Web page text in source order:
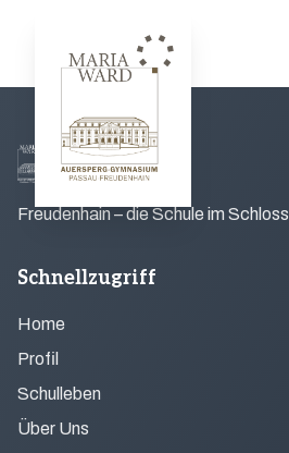
Freudenhain – die Schule im Schloss
Schnellzugriff
Home
Profil
Schulleben
Über Uns